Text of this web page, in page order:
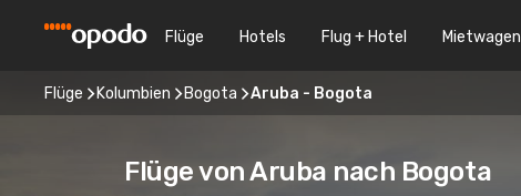
Flüge Hotels Flug + Hotel Mietwagen
Flüge Kolumbien Bogota Aruba - Bogota
Flüge von Aruba nach Bogota